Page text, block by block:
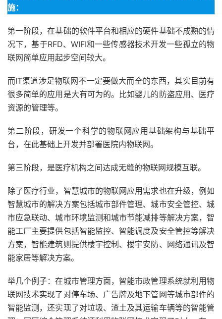
施：
第一阶段，在基础的软件平台和相应的硬件基础不成熟的情
况下，基于RFD、WIFI和一些传感器技术开发一些孤立的物
联网简单应用起步空间较大。
而IT渠道涉足物联网不一定要做大而全的东西，其实目前有
很多简单的应用是大有可为的。比如婴儿的防盗应用、医疗
资源的管理等。
第二阶段，研发一个科学的物联网应用基础架构与基础平
台，在此基础上开发并部署医院内物联网。
第三阶段，是医疗机构之间达成无缝的物联网规模互联。
除了医疗行业，智慧城市的物联网应用需求也在升级，例如
智慧城市的解决方案包括城市部件管理、城市安全管控、城
市应急联动、城市环境监测和城市节能减排等解决方案，智
能工厂主要提供包括智能监控、智能调度及安全管控等解决
方案，智能建筑则提供楼宇控制、楼宇安防、网络通讯及智
能家居等解决方案。
举几个例子：在城市管理方面，智能市政管理系统就利用物
联网技术实现了对停车场、广告牌及地下管网等城市部件的
智能监测，还实现了对垃圾、渣土及其运输车辆等的智能管